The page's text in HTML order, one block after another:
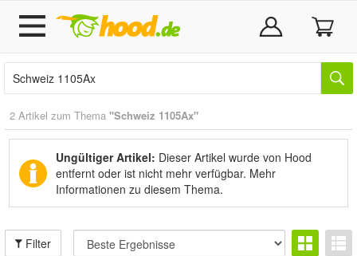
2 Artikel zum Thema "Schweiz 1105Ax"
Ungültiger Artikel: Dieser Artikel wurde von Hood
entfernt oder ist nicht mehr verfügbar. Mehr
Informationen zu diesem Thema.
Filter